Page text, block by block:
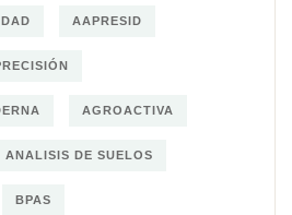
AAPRESID
AGROACTIVA
ANALISIS DE SUELOS
BPAS